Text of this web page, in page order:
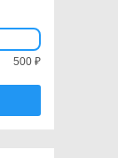
500 ₽